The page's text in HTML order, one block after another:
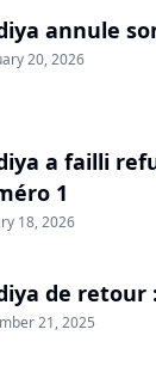
annule
20, 2026
a failli
1
18, 2026
de retour
21, 2025